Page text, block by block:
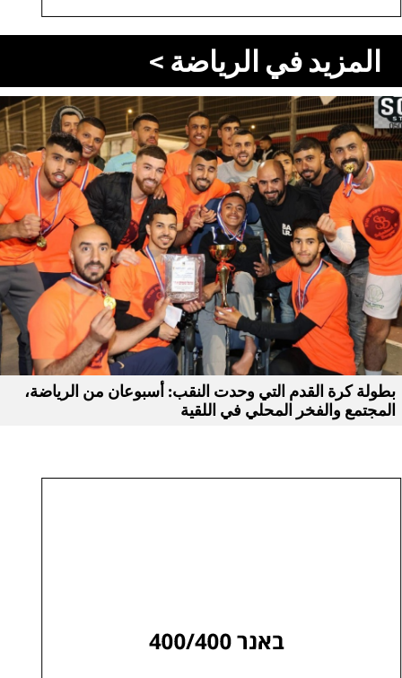
المزيد في الرياضة >
بطولة كرة القدم التي وحدت النقب: أسبوعان من الرياضة،
المجتمع والفخر المحلي في اللقية